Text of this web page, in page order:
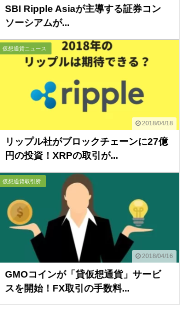
SBI Ripple Asiaが主導する証券コン
ソーシアムが...
2018/04/18
仮想通貨ニュース
リップル社がブロックチェーンに27億
円の投資！XRPの取引が...
2018/04/16
仮想通貨取引所
GMOコインが「貸仮想通貨」サービ
スを開始！FX取引の手数料...